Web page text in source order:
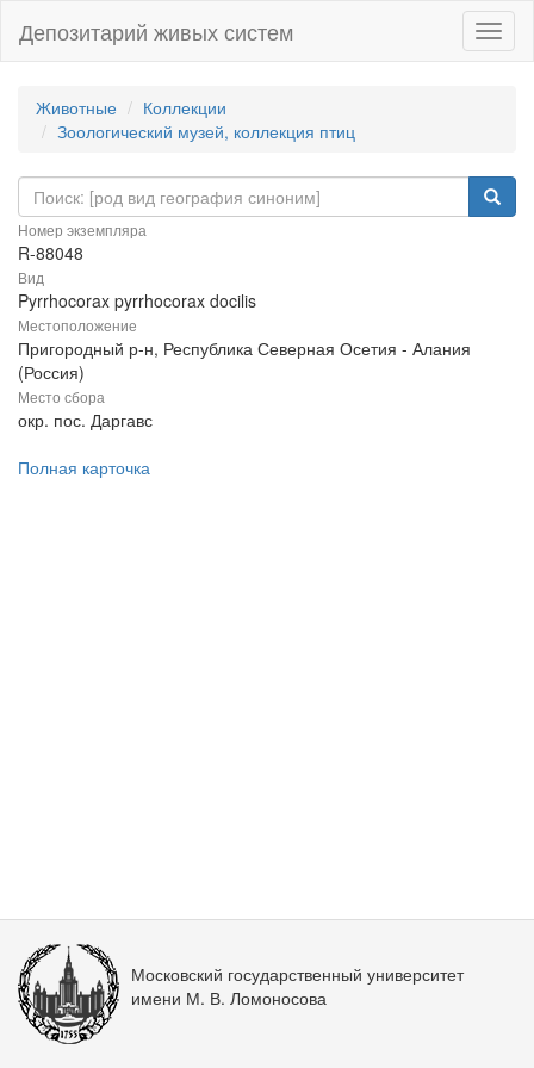
Депозитарий живых систем
Животные
Коллекции
Зоологический музей, коллекция птиц
Номер экземпляра
R-88048
Вид
Pyrrhocorax pyrrhocorax docilis
Местоположение
Пригородный р-н, Республика Северная Осетия - Алания
(Россия)
Место сбора
окр. пос. Даргавс
Полная карточка
Московский государственный университет
имени М. В. Ломоносова